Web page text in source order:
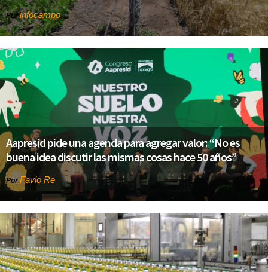
Porinfocampo
Aapresid pide una agenda para agregar valor: “No es
buena idea discutir las mismas cosas hace 50 años”
PorFavio Re